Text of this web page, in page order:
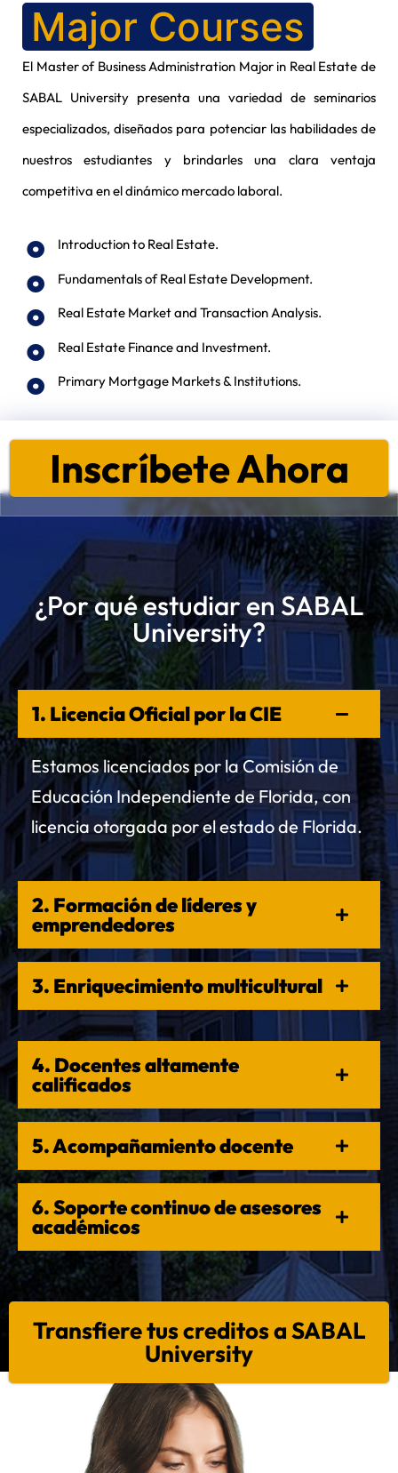
Major Courses
El Master of Business Administration Major in Real Estate de
SABAL University presenta una variedad de seminarios
especializados, diseñados para potenciar las habilidades de
nuestros estudiantes y brindarles una clara ventaja
competitiva en el dinámico mercado laboral.
Introduction to Real Estate.
Fundamentals of Real Estate Development.
Real Estate Market and Transaction Analysis.
Real Estate Finance and Investment.
Primary Mortgage Markets & Institutions.
Inscríbete Ahora
¿Por qué estudiar en SABAL
University?
1. Licencia Oficial por la CIE
Estamos licenciados por la Comisión de
Educación Independiente de Florida, con
licencia otorgada por el estado de Florida.
2. Formación de líderes y
emprendedores
3. Enriquecimiento multicultural
4. Docentes altamente
calificados
5. Acompañamiento docente
6. Soporte continuo de asesores
académicos
Transfiere tus creditos a SABAL
University